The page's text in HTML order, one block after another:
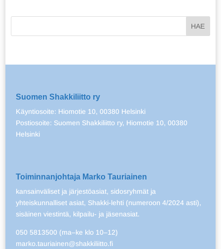
Suomen Shakkiliitto ry
Käyntiosoite: Hiomotie 10, 00380 Helsinki
Postiosoite: Suomen Shakkiliitto ry, Hiomotie 10, 00380
Helsinki
Toiminnanjohtaja Marko Tauriainen
kansainväliset ja järjestöasiat, sidosryhmät ja
yhteiskunnalliset asiat, Shakki-lehti (numeroon 4/2024 asti),
sisäinen viestintä, kilpailu- ja jäsenasiat.
050 5813500 (ma–ke klo 10–12)
marko.tauriainen@shakkiliitto.fi